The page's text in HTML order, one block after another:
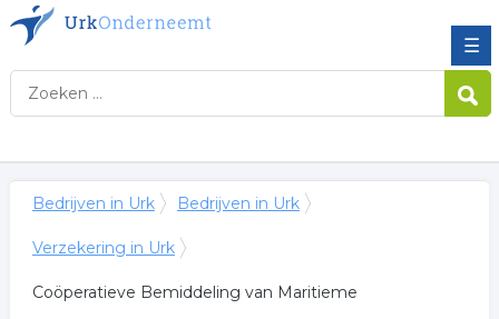
☰
Bedrijven in Urk Bedrijven in Urk
Verzekering in Urk
Coöperatieve Bemiddeling van Maritieme